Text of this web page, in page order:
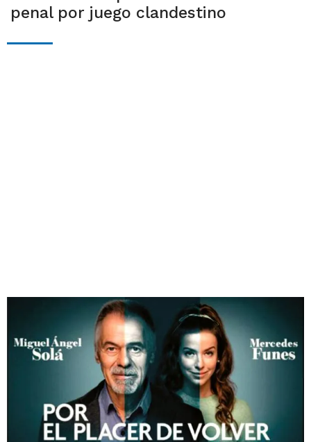
penal por juego clandestino